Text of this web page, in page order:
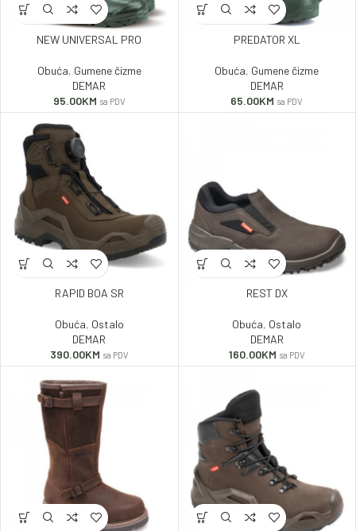
NEW UNIVERSAL PRO
Obuća, Gumene čizme
DEMAR
95.00KM sa PDV
PREDATOR XL
Obuća, Gumene čizme
DEMAR
65.00KM sa PDV
RAPID BOA SR
Obuća, Ostalo
DEMAR
390.00KM sa PDV
REST DX
Obuća, Ostalo
DEMAR
160.00KM sa PDV